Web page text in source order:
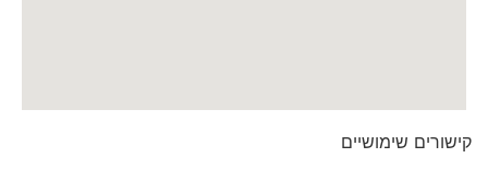
קישורים שימושיים